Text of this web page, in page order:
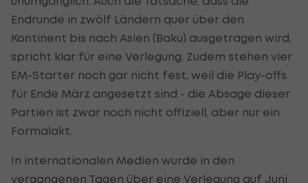
Endrunde in zwölf Ländern quer über den
Kontinent bis nach Asien (Baku) ausgetragen wird,
spricht klar für eine Verlegung. Zudem stehen vier
EM-Starter noch gar nicht fest, weil die Play-offs
für Ende März angesetzt sind - die Absage dieser
Partien ist zwar noch nicht offiziell, aber nur ein
Formalakt.
In internationalen Medien wurde in den
vergangenen Tagen über eine Verlegung auf Juni